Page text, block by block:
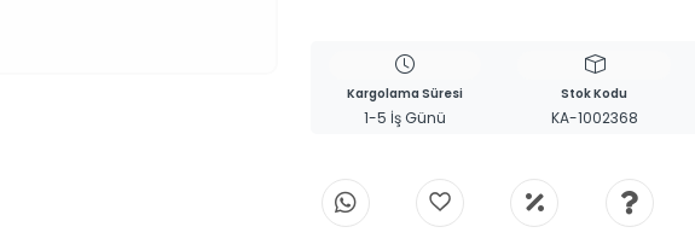
Kargolama Süresi
1-5 İş Günü
Stok Kodu
KA-1002368